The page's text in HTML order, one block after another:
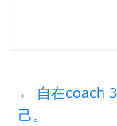
← 自在coach
己。